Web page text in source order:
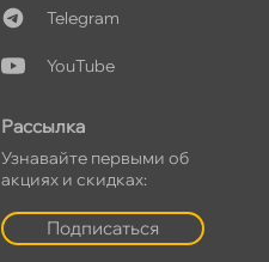
Telegram
YouTube
Рассылка
Узнавайте первыми о
акциях и скидках:
Подписаться